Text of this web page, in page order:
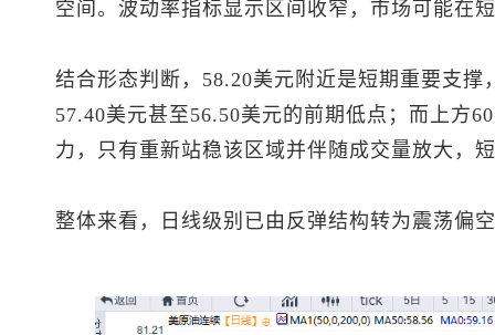
空间。波动率指标显示区间收窄，市场可能在
结合形态判断，58.20美元附近是短期重要支
57.40美元甚至56.50美元的前期低点；而上方
力，只有重新站稳该区域并伴随成交量放大，
整体来看，日线级别已由反弹结构转为震荡偏